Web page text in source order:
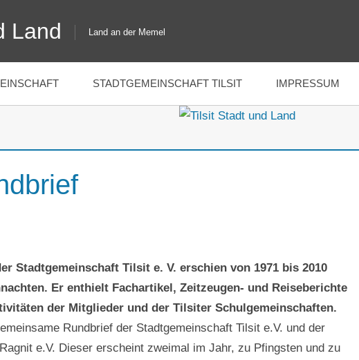
Land Land an der Memel
STADTGEMEINSCHAFT TILSIT IMPRESSUM
Stadtgemeinschaft Tilsit e. V. erschien von 1971 bis 2010
Er enthielt Fachartikel, Zeitzeugen- und Reiseberichte
der Mitglieder und der Tilsiter Schulgemeinschaften.
Rundbrief der Stadtgemeinschaft Tilsit e.V. und der
e.V. Dieser erscheint zweimal im Jahr, zu Pfingsten und zu